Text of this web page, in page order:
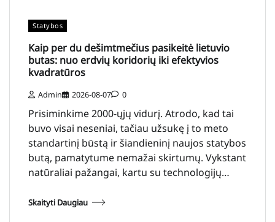
Statybos
Kaip per du dešimtmečius pasikeitė lietuvio
butas: nuo erdvių koridorių iki efektyvios
kvadratūros
Admin 2026-08-07 0
Prisiminkime 2000-ųjų vidurį. Atrodo, kad tai
buvo visai neseniai, tačiau užsukę į to meto
standartinį būstą ir šiandieninį naujos statybos
butą, pamatytume nemažai skirtumų. Vykstant
natūraliai pažangai, kartu su technologijų…
Skaityti Daugiau